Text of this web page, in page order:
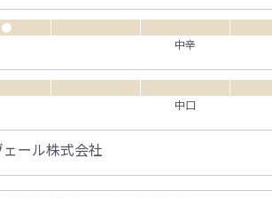
●
中辛
中口
ール株式会社